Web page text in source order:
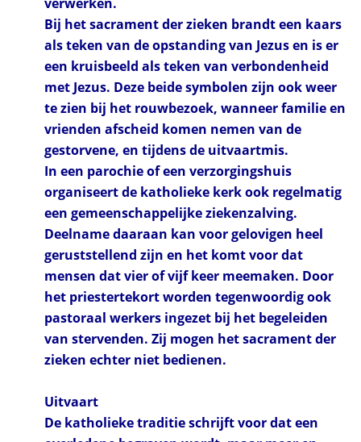
Bij het sacrament der zieken brandt een kaars
als teken van de opstanding van Jezus en is er
een kruisbeeld als teken van verbondenheid
met Jezus. Deze beide symbolen zijn ook weer
te zien bij het rouwbezoek, wanneer familie en
vrienden afscheid komen nemen van de
gestorvene, en tijdens de uitvaartmis.
In een parochie of een verzorgingshuis
organiseert de katholieke kerk ook regelmatig
een gemeenschappelijke ziekenzalving.
Deelname daaraan kan voor gelovigen heel
geruststellend zijn en het komt voor dat
mensen dat vier of vijf keer meemaken. Door
het priestertekort worden tegenwoordig ook
pastoraal werkers ingezet bij het begeleiden
van stervenden. Zij mogen het sacrament der
zieken echter niet bedienen.
Uitvaart
De katholieke traditie schrijft voor dat een